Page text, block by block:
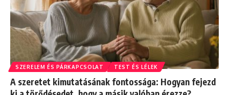
SZERELEM ÉS PÁRKAPCSOLAT TEST ÉS LÉLEK
A szeretet kimutatásának fontossága: Hogyan fejezd